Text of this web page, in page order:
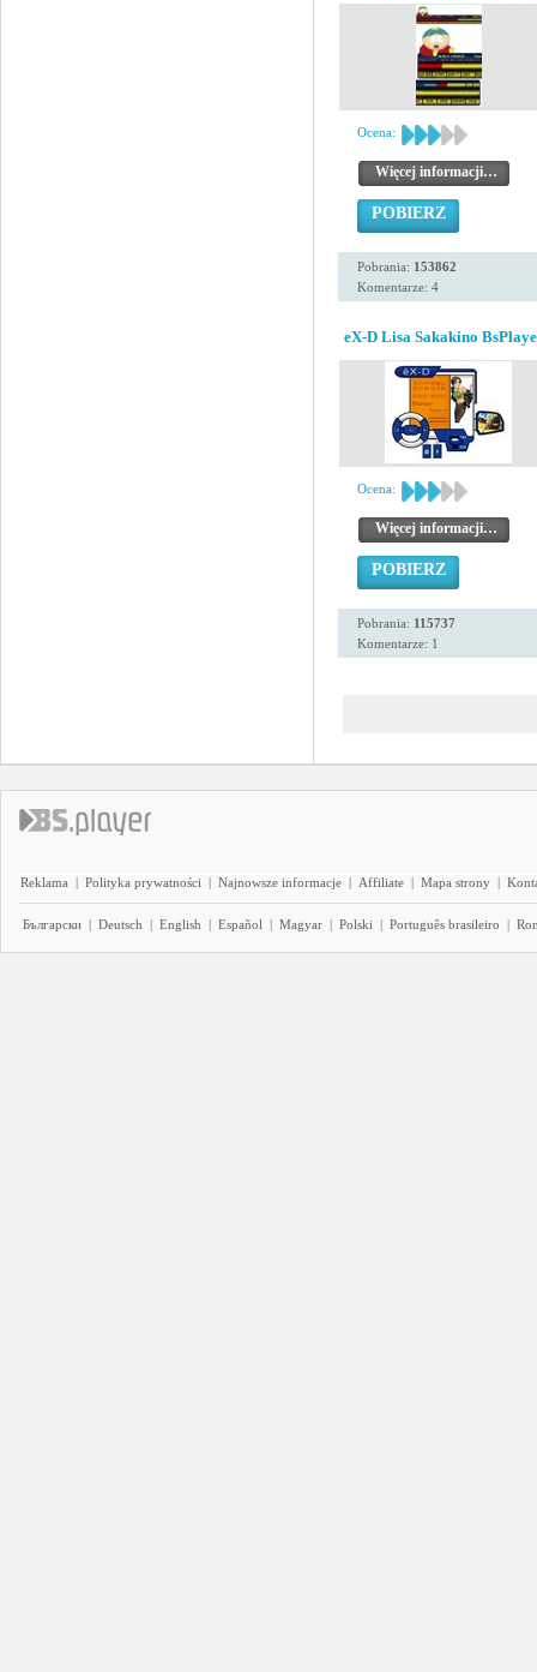
Ocena:
Więcej informacji…
POBIERZ
Pobrania: 153862
Komentarze: 4
eX-D Lisa Sakakino
Ocena:
Więcej informacji…
POBIERZ
Pobrania: 115737
Komentarze: 1
Reklama | Polityka prywatności | Najnowsze informacje | Affiliate | Mapa strony |
Български | Deutsch | English | Español | Magyar | Polski | Português brasileiro |